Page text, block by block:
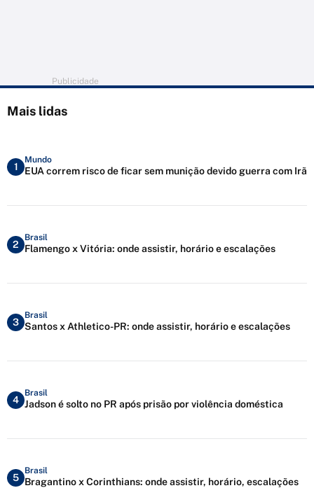
Publicidade
Mais lidas
1
Mundo
EUA correm risco de ficar sem munição devido guerra com Irã
2
Brasil
Flamengo x Vitória: onde assistir, horário e escalações
3
Brasil
Santos x Athletico-PR: onde assistir, horário e escalações
4
Brasil
Jadson é solto no PR após prisão por violência doméstica
5
Brasil
Bragantino x Corinthians: onde assistir, horário, escalações